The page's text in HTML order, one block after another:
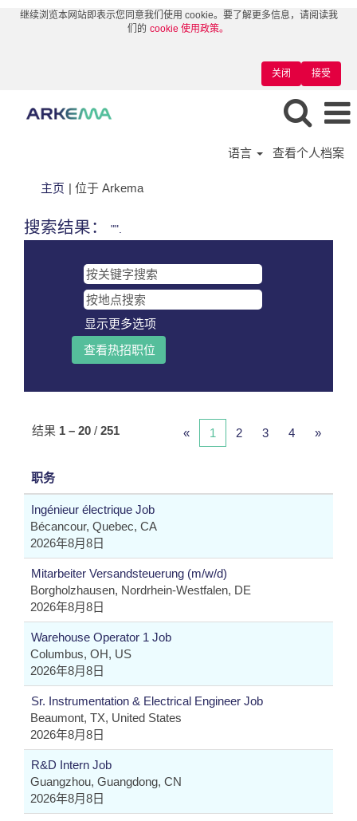
继续浏览本网站即表示您同意我们使用 cookie。要了解更多信息，请阅读我
们的 cookie 使用政策。
接受
关闭
语言 查看个人档案
主页 | 位于 Arkema（当
面）
搜索结果： "".
显示更多选项
结果 1 – 20 / 251 « 1 2 3 4 »
职务
Ingénieur électrique Job
Bécancour, Quebec, CA
2026年8月8日
Mitarbeiter Versandsteuerung (m/w/d)
Borgholzhausen, Nordrhein-Westfalen, DE
2026年8月8日
Warehouse Operator 1 Job
Columbus, OH, US
2026年8月8日
Sr. Instrumentation & Electrical Engineer Job
Beaumont, TX, United States
2026年8月8日
R&D Intern Job
Guangzhou, Guangdong, CN
2026年8月8日